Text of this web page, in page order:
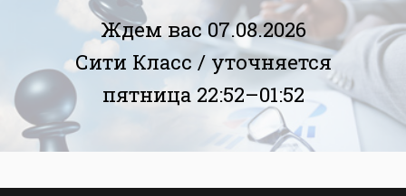
Ждем вас 07.08.2026
Сити Класс / уточняется
пятница 22:52–01:52